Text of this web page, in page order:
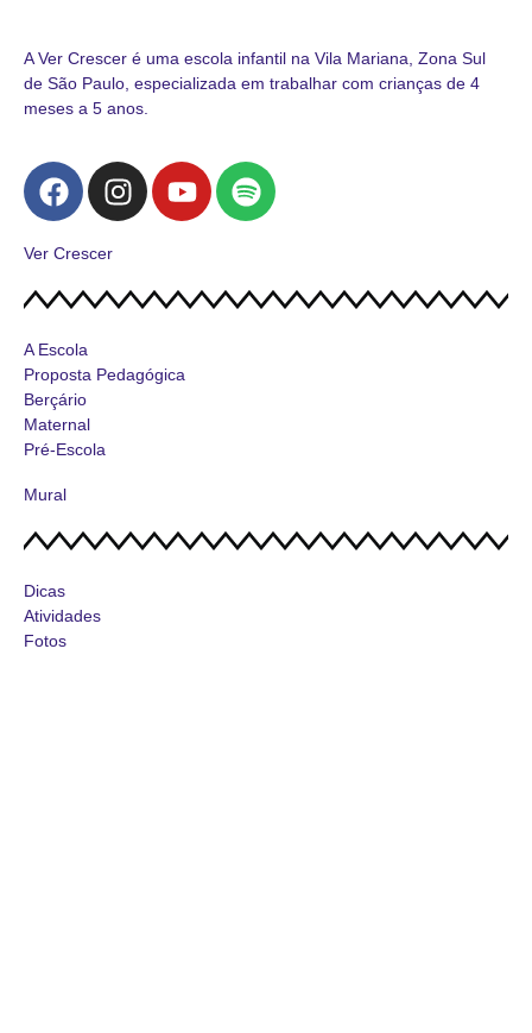
A Ver Crescer é uma escola infantil na Vila Mariana, Zona Sul
de São Paulo, especializada em trabalhar com crianças de 4
meses a 5 anos.
Ver Crescer
A Escola
Proposta Pedagógica
Berçário
Maternal
Pré-Escola
Mural
Dicas
Atividades
Fotos